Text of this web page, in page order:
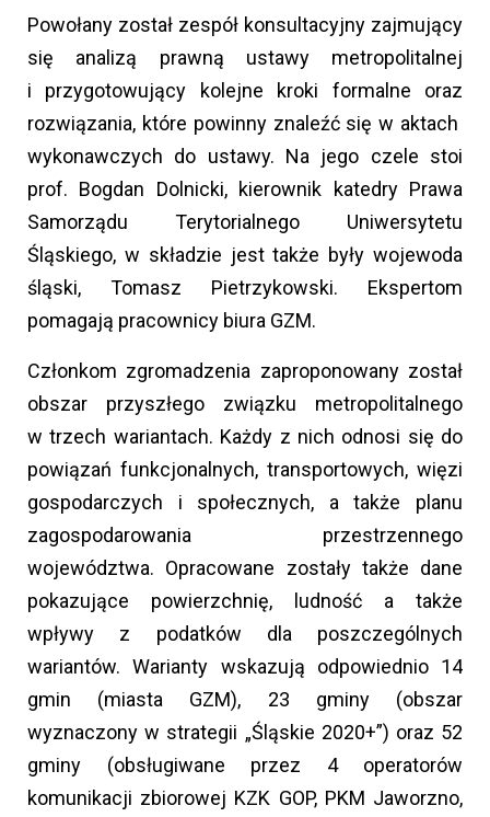
Powołany został zespół konsultacyjny zajmujący
się analizą prawną ustawy metropolitalnej
i przygotowujący kolejne kroki formalne oraz
rozwiązania, które powinny znaleźć się w aktach
wykonawczych do ustawy. Na jego czele stoi
prof. Bogdan Dolnicki, kierownik katedry Prawa
Samorządu Terytorialnego Uniwersytetu
Śląskiego, w składzie jest także były wojewoda
śląski, Tomasz Pietrzykowski. Ekspertom
pomagają pracownicy biura GZM.
Członkom zgromadzenia zaproponowany został
obszar przyszłego związku metropolitalnego
w trzech wariantach. Każdy z nich odnosi się do
powiązań funkcjonalnych, transportowych, więzi
gospodarczych i społecznych, a także planu
zagospodarowania przestrzennego
województwa. Opracowane zostały także dane
pokazujące powierzchnię, ludność a także
wpływy z podatków dla poszczególnych
wariantów. Warianty wskazują odpowiednio 14
gmin (miasta GZM), 23 gminy (obszar
wyznaczony w strategii „Śląskie 2020+”) oraz 52
gminy (obsługiwane przez 4 operatorów
komunikacji zbiorowej KZK GOP, PKM Jaworzno,